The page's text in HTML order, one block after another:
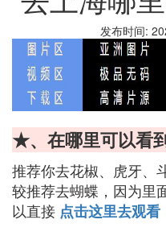
发布时间:
★、在哪里可以看
推荐你去花椒、虎牙、
较推荐去蝴蝶，因为里
以直接 点击这里去观看